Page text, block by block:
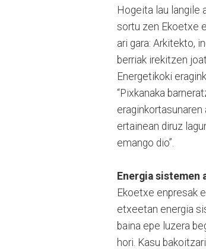
Hogeita lau langile
sortu zen Ekoetxe
ari gara: Arkitekto,
berriak irekitzen
Energetikoki
“Pixkanaka
ertainean diruz
emango dio”.
Energia sistemen
Ekoetxe enpresak
etxeetan energia
baina epe luzera
hori. Kasu